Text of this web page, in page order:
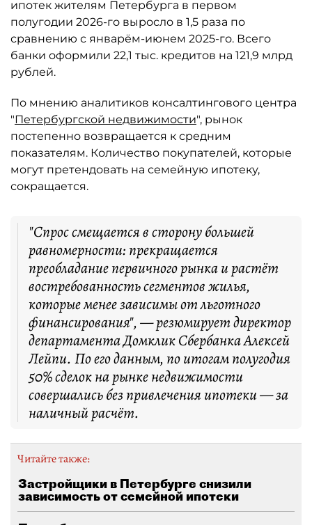
ипотек жителям Петербурга в первом
полугодии 2026-го выросло в 1,5 раза по
сравнению с январём-июнем 2025-го. Всего
банки оформили 22,1 тыс. кредитов на 121,9 млрд
рублей.
По мнению аналитиков консалтингового центра
"Петербургской недвижимости", рынок
постепенно возвращается к средним
показателям. Количество покупателей, которые
могут претендовать на семейную ипотеку,
сокращается.
"Спрос смещается в сторону большей
равномерности: прекращается
преобладание первичного рынка и растёт
востребованность сегментов жилья,
которые менее зависимы от льготного
финансирования", — резюмирует директор
департамента Домклик Сбербанка Алексей
Лейпи. По его данным, по итогам полугодия
50% сделок на рынке недвижимости
совершались без привлечения ипотеки — за
наличный расчёт.
Читайте также:
Застройщики в Петербурге снизили
зависимость от семейной ипотеки